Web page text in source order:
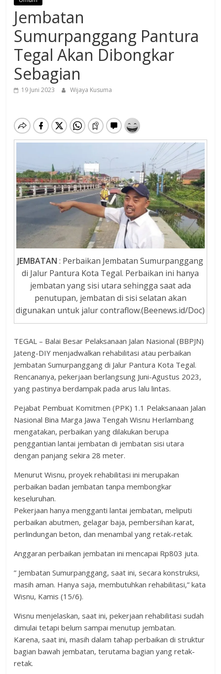
Jembatan
Sumurpanggang Pantura
Tegal Akan Dibongkar
Sebagian
19 Juni 2023 Wijaya Kusuma
JEMBATAN : Perbaikan Jembatan Sumurpanggang
di Jalur Pantura Kota Tegal. Perbaikan ini hanya
jembatan yang sisi utara sehingga saat ada
penutupan, jembatan di sisi selatan akan
digunakan untuk jalur contraflow.(Beenews.id/Doc)
TEGAL – Balai Besar Pelaksanaan Jalan Nasional (BBPJN)
Jateng-DIY menjadwalkan rehabilitasi atau perbaikan
Jembatan Sumurpanggang di Jalur Pantura Kota Tegal.
Rencananya, pekerjaan berlangsung Juni-Agustus 2023,
yang pastinya berdampak pada arus lalu lintas.
Pejabat Pembuat Komitmen (PPK) 1.1 Pelaksanaan Jalan
Nasional Bina Marga Jawa Tengah Wisnu Herlambang
mengatakan, perbaikan yang dilakukan berupa
penggantian lantai jembatan di jembatan sisi utara
dengan panjang sekira 28 meter.
Menurut Wisnu, proyek rehabilitasi ini merupakan
perbaikan badan jembatan tanpa membongkar
keseluruhan.
Pekerjaan hanya mengganti lantai jembatan, meliputi
perbaikan abutmen, gelagar baja, pembersihan karat,
perlindungan beton, dan menambal yang retak-retak.
Anggaran perbaikan jembatan ini mencapai Rp803 juta.
” Jembatan Sumurpanggang, saat ini, secara konstruksi,
masih aman. Hanya saja, membutuhkan rehabilitasi,” kata
Wisnu, Kamis (15/6).
Wisnu menjelaskan, saat ini, pekerjaan rehabilitasi sudah
dimulai tetapi belum sampai menutup jembatan.
Karena, saat ini, masih dalam tahap perbaikan di struktur
bagian bawah jembatan, terutama bagian yang retak-
retak.